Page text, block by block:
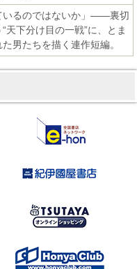
いるのではないか」――裏切
天下分け目の一戦”に、とま
男たちを描く連作短編。